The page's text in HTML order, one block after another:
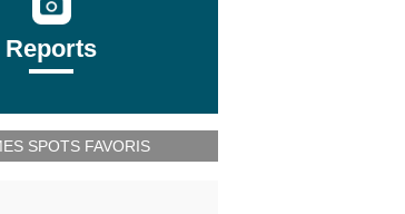
Reports
SPOTS FAVORIS